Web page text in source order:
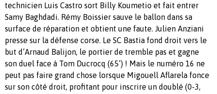
technicien Luis Castro sort Billy Koumetio et fait entrer
Samy Baghdadi. Rémy Boissier sauve le ballon dans sa
surface de réparation et obtient une faute. Julien Anziani
presse sur la défense corse. Le SC Bastia fond droit vers le
but d’Arnaud Balijon, le portier de tremble pas et gagne
son duel face à Tom Ducrocq (65’) ! Mais le numéro 16 ne
peut pas faire grand chose lorsque Migouell Aflarela fonce
sur son côté droit, profitant pour inscrire un doublé (0-3,